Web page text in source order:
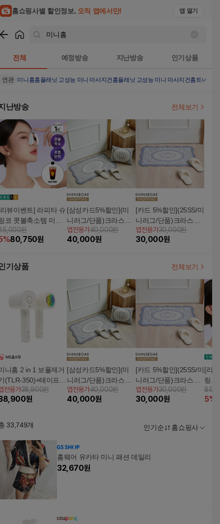
홈쇼핑사별 할인정보, 오직 앱에서만! 앱 열기
전체 예정방송 지난방송 인기상품
연관 미니홈홈플래닛 고성능 미니 마사지건 홈플래닛 고성능 미니 마사지건홈트너 누
난방송 전체보기
뷰이벤트] 라피타 슈
코 콧볼축소템 미니
케어 디바이스
원
%80,750원
[삼성카드5%할인](미
니러그/단품)크라스타
홈 셔닐 자카드 미니러
그 1장(45*70/색상선
앱전용가40,000원
40,000원
[카드 5%할인](25SS/미
니러그/단품)크라스타
홈 코튼인견 자카드 미
니러그 1장(45*70/색상
앱전용가30,000원
30,000원
기상품 전체보기
니홈 2 in 1 보풀제거
(TLR-350)+테이프클
너
전용가38,900원
원
[삼성카드5%할인](미
니러그/단품)크라스타
홈 셔닐 자카드 미니러
그 1장(45*70/색상선
앱전용가40,000원
40,000원
[카드 5%할인](25SS/미
니러그/단품)크라스타
홈 코튼인견 자카드 미
니러그 1장(45*70/색상
앱전용가30,000원
30,000원
[리
링코
홈케
5%
33,749개 인기순 홈쇼핑사
홈웨어 유카타 미니 패션 데일리
32,670원